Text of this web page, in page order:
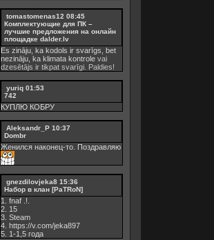
tomastomenas12 08:45
Комплектующие для ПК –
лучшие предложения на онлайн
площадке dalder.lv
Es zināju, ka kodols ir svarīgs, bet
nezināju, ka klimata kontrole vai
dzesētājs ir tikpat svarīgi. Paldies!
yuriq 01:53
742
КУПЛЮ КОБРУ
Aleksandr_P 10:37
Dombr
Женился наконец-то. Поздравляю
gnezdilovjeka8 15:36
Набор в клан [PaTRoN]
1. fnaf .!.
2. 15
3. Steam
4. https://v.com/jeka897
5. 1-1,5 годa